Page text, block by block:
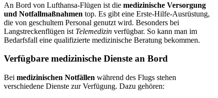
An Bord von Lufthansa-Flügen ist die medizinische Versorgung
und Notfallmaßnahmen top. Es gibt eine Erste-Hilfe-Ausrüstung,
die von geschultem Personal genutzt wird. Besonders bei
Langstreckenflügen ist Telemedizin verfügbar. So kann man im
Bedarfsfall eine qualifizierte medizinische Beratung bekommen.
Verfügbare medizinische Dienste an Bord
Bei medizinischen Notfällen während des Flugs stehen
verschiedene Dienste zur Verfügung. Dazu gehören: